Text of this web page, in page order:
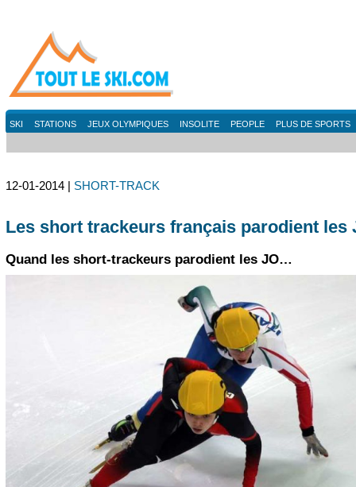
SKI STATIONS JEUX OLYMPIQUES INSOLITE PEOPLE PLUS DE SPORTS
12-01-2014 | SHORT-TRACK
Les short trackeurs français parodient les
Quand les short-trackeurs parodient les JO…